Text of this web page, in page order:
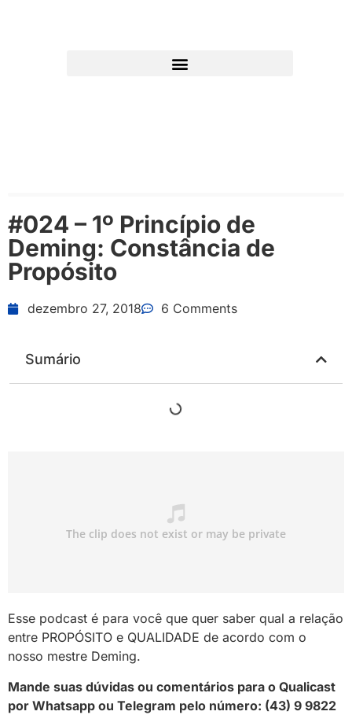
#024 – 1º Princípio de
Deming: Constância de
Propósito
dezembro 27, 2018 6 Comments
Sumário
Esse podcast é para você que quer saber qual a relação
entre PROPÓSITO e QUALIDADE de acordo com o
nosso mestre Deming.
Mande suas dúvidas ou comentários para o Qualicast
por Whatsapp ou Telegram pelo número: (43) 9 9822